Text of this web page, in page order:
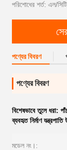
পরিশোধের শর্ত: এল/
পণ্যের বিবরণ
পণ্যের বিবরণ
বিশেষভাবে তুলে ধরা:
ব্যবহৃত নির্মাণ
মডেল নং।: